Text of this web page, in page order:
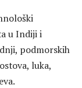
u Indiji i
podmorskih
luka,